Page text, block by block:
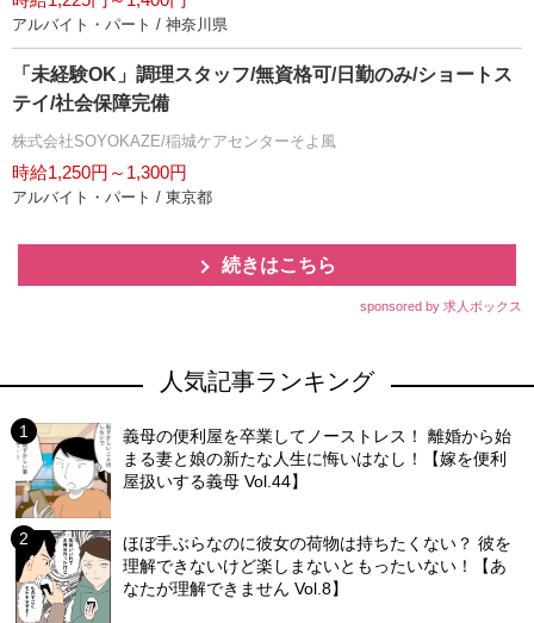
アルバイト・パート / 神奈川県
「未経験OK」調理スタッフ/無資格可/日勤のみ/ショートス
テイ/社会保障完備
株式会社SOYOKAZE/稲城ケアセンターそよ風
時給1,250円～1,300円
アルバイト・パート / 東京都
続きはこちら
sponsored by 求人ボックス
人気記事ランキング
義母の便利屋を卒業してノーストレス！ 離婚から始
まる妻と娘の新たな人生に悔いはなし！【嫁を便利
屋扱いする義母 Vol.44】
ほぼ手ぶらなのに彼女の荷物は持ちたくない？ 彼を
理解できないけど楽しまないともったいない！【あ
なたが理解できません Vol.8】